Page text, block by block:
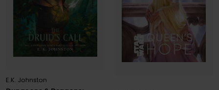
E.K. Johnston